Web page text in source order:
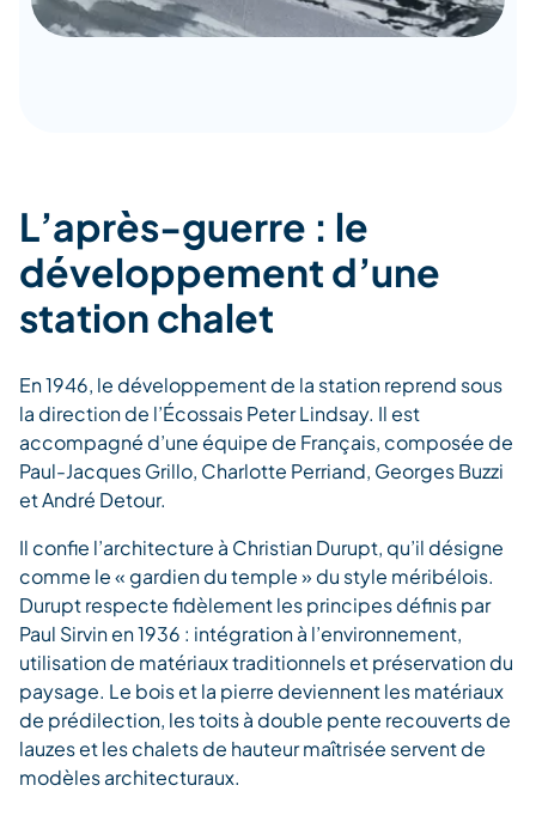
L’après-guerre : le
développement d’une
station chalet
En 1946, le développement de la station reprend sous
la direction de l’Écossais Peter Lindsay. Il est
accompagné d’une équipe de Français, composée de
Paul-Jacques Grillo, Charlotte Perriand, Georges Buzzi
et André Detour.
Il confie l’architecture à Christian Durupt, qu’il désigne
comme le « gardien du temple » du style méribélois.
Durupt respecte fidèlement les principes définis par
Paul Sirvin en 1936 : intégration à l’environnement,
utilisation de matériaux traditionnels et préservation du
paysage. Le bois et la pierre deviennent les matériaux
de prédilection, les toits à double pente recouverts de
lauzes et les chalets de hauteur maîtrisée servent de
modèles architecturaux.